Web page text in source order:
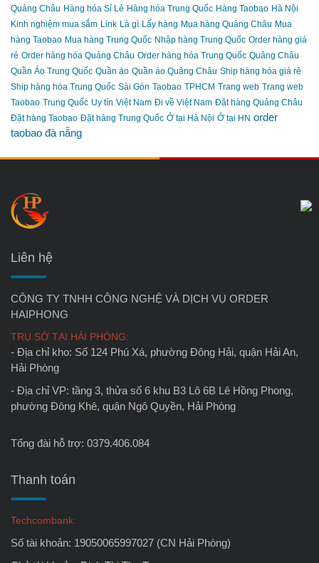
Quảng Châu Hàng hóa Sỉ Lẻ Hàng hóa Trung Quốc Hàng Taobao Hà Nội
Kinh nghiệm mua sắm Link Là gì Lấy hàng Mua hàng Quảng Châu Mua
hàng Taobao Mua hàng Trung Quốc Nhập hàng Trung Quốc Order hàng giá
rẻ Order hàng hóa Quảng Châu Order hàng hóa Trung Quốc Quảng Châu
Quần Áo Trung Quốc Quần áo Quần áo Quảng Châu Ship hàng hóa giá rẻ
Ship hàng hóa Trung Quốc Sài Gòn Taobao TPHCM Trang web Trang web
Taobao Trung Quốc Uy tín Việt Nam Đi về Việt Nam Đặt hàng Quảng Châu
Đặt hàng Taobao Đặt hàng Trung Quốc Ở tại Hà Nội Ở tại HN order
taobao đà nẵng
Liên hệ
CÔNG TY TNHH CÔNG NGHỆ VÀ DỊCH VỤ ORDER
HAIPHONG
TRỤ SỞ TẠI HẢI PHÒNG:
- Địa chỉ kho: Số 124 Phú Xá, phường Đông Hải, quận Hải An,
Hải Phòng
- Địa chỉ VP: tầng 3, thửa số 6 khu B3 Lô 6B Lê Hồng Phong,
phường Đông Khê, quận Ngô Quyền, Hải Phòng
Tổng đài hỗ trợ: 0379.406.084
Thanh toán
Techcombank:
Số tài khoản: 19050065997027 (CN Hải Phòng)